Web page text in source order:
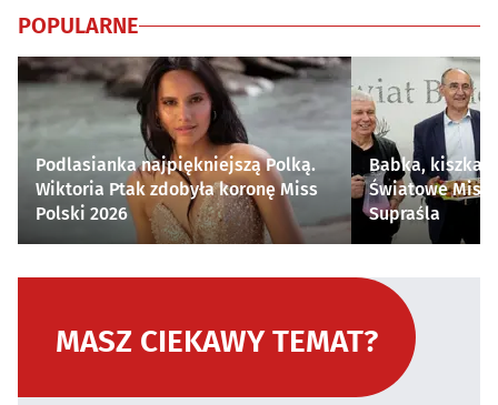
POPULARNE
Podlasianka najpiękniejszą Polką.
Wiktoria Ptak zdobyła koronę Miss
Polski 2026
Babka, kiszka i
Światowe
Supraśla
MASZ CIEKAWY TEMAT?